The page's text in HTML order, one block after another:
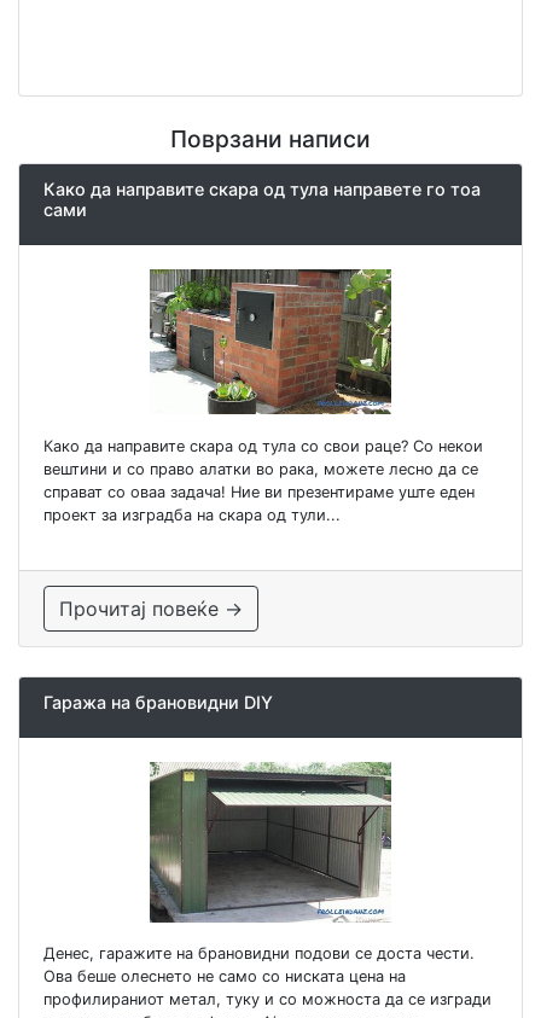
Поврзани написи
Како да направите скара од тула направете го тоа
сами
Како да направите скара од тула со свои раце? Со некои
вештини и со право алатки во рака, можете лесно да се
справат со оваа задача! Ние ви презентираме уште еден
проект за изградба на скара од тули...
Прочитај повеќе →
Гаража на брановидни DIY
Денес, гаражите на брановидни подови се доста чести.
Ова беше олеснето не само со ниската цена на
профилираниот метал, туку и со можноста да се изгради